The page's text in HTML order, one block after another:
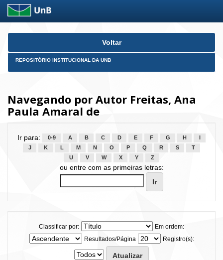
Skip
Voltar
REPOSITÓRIO INSTITUCIONAL DA UNB
Navegando por Autor Freitas, Ana
Paula Amaral de
Ir para: 0-9 A B C D E F G H
J
K L M N O P Q R S
T
U
V W X Y Z
ou entre com as primeiras letras:
Classificar por:
Em ordem:
Resultados/Página
Registro(s):